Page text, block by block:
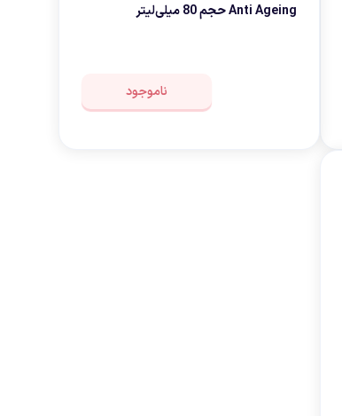
Anti Ageing حجم 80 میلی‌لیتر
ناموجود